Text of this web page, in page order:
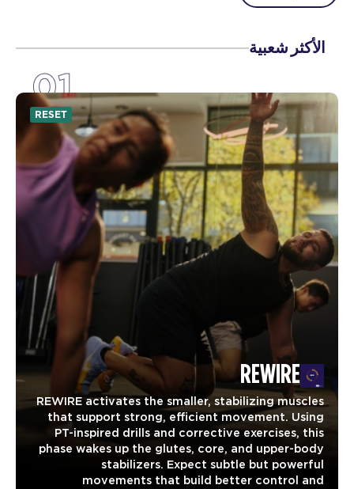
الأكثر شعبية
01
RESET
REWIRE
REWIRE activates the smaller, stabilizing muscles
that support strong, efficient movement. Using
PT-inspired drills and corrective exercises, this
phase wakes up the glutes, core, and upper-body
stabilizers. Expect subtle but powerful
movements that build better control and